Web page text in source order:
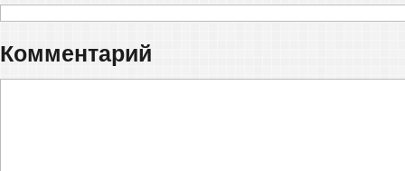
Комментарий